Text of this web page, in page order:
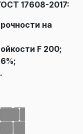
17608-2017:
на
F 200;